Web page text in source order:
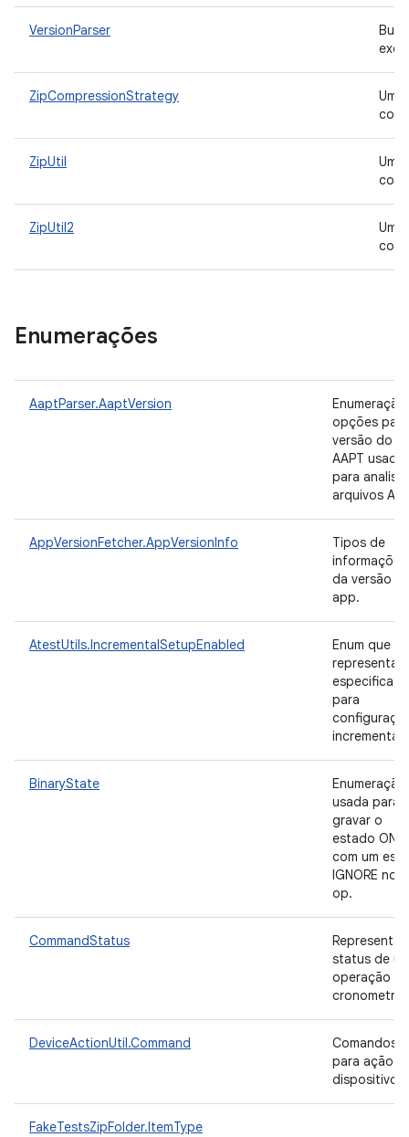
VersionParser
ZipCompressionStrategy Um
ZipUtil
ZipUtil2
Enumerações
AaptParser.AaptVersion
opções
versão do
AAPT usada
para analisar
arquivos
AppVersionFetcher.AppVersionInfo
Tipos de
informações
da versão
app.
AtestUtils.IncrementalSetupEnabled
Enum que
representa a
para
incremental.
BinaryState
Enumeração
usada para
gravar o
estado ON/
com um
IGNORE no-
op.
CommandStatus
Representa
status de
operação
DeviceActionUtil.Command
Comandos
para ação
dispositivo.
FakeTestsZipFolder.ItemType